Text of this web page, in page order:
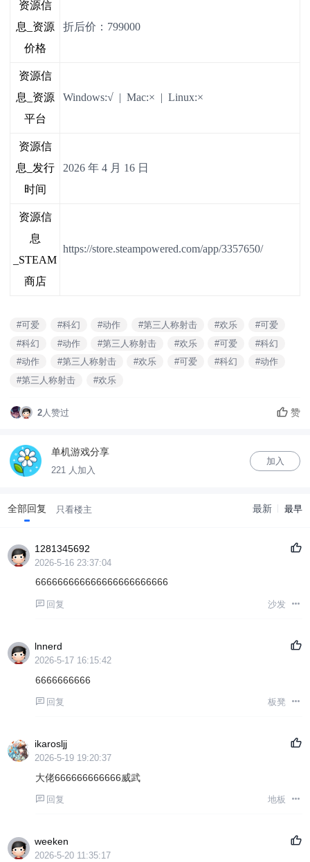
资源信
息_资源
价格
折后价：799000
资源信
息_资源
平台
Windows:√ | Mac:× | Linux:×
资源信
息_发行
时间
2026 年 4 月 16 日
资源信
息
_STEAM
商店
https://store.steampowered.com/app/3357650/
#可爱 #科幻 #动作 #第三人称射击 #欢乐
#可爱
#科幻
#动作 #第三人称射击 #欢乐 #可爱
#科幻
#动作
#第三人称射击 #欢乐 #可爱 #科幻
#动作
#第三人称射击
#欢乐
2人赞过 赞
单机游戏分享
221 人加入
加入
全部回复 只看楼主 最新 最早
1281345692
2026-5-16 23:37:04
666666666666666666666666
回复 沙发
lnnerd
2026-5-17 16:15:42
6666666666
回复 板凳
ikarosljj
2026-5-19 19:20:37
大佬666666666666威武
回复 地板
weeken
2026-5-20 11:35:17